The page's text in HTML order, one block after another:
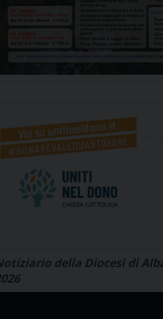
della Diocesi di